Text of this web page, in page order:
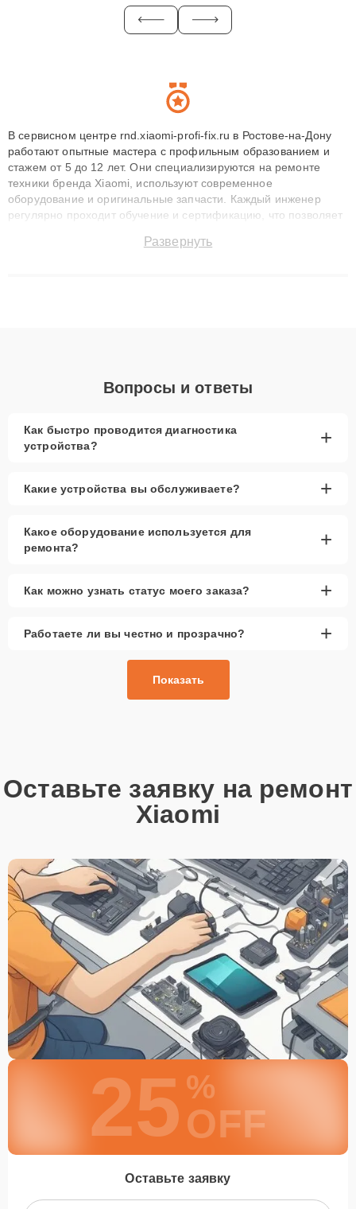
В сервисном центре rnd.xiaomi-profi-fix.ru в Ростове-на-Дону
работают опытные мастера с профильным образованием и
стажем от 5 до 12 лет. Они специализируются на ремонте
техники бренда Xiaomi, используют современное
оборудование и оригинальные запчасти. Каждый инженер
регулярно проходит обучение и сертификацию, что позволяет
технику с сохранением гарантии до 3 лет. Наши мастера
Развернуть
Вопросы и ответы
Как быстро проводится диагностика
устройства?
+
Какие устройства вы обслуживаете? +
Какое оборудование используется для
ремонта?
+
Как можно узнать статус моего заказа? +
Работаете ли вы честно и прозрачно? +
Показать
Оставьте заявку на ремонт
Xiaomi
25 %
OFF
Оставьте заявку